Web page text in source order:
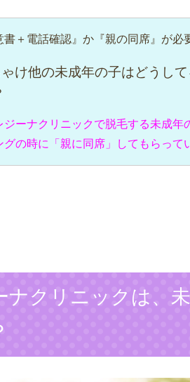
書＋電話確認』か『親の同席』が必
ゃけ他の未成年の子はどうして
ジーナクリニックで脱毛する未成年
グの時に「親に同席」してもらって
ナクリニックは、